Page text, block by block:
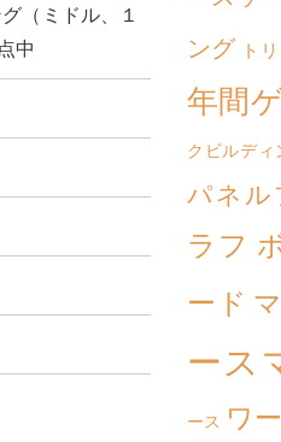
（ミドル、１
中
ング ト
年間
クビルディ
パネル
ラフ
ード
ース
ース ワ